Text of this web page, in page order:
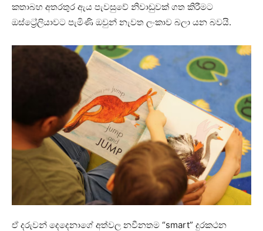
කතාබහ අතරතුර ඇය පැවසුවේ නිවාඩුවක් ගත කිරීමට
ඔස්ට්‍රේලියාවට පැමිණි ඔවුන් නැවත ලංකාව බලා යන බවයි.
ඒ දරුවන් දෙදෙනාගේ අත්වල නවීනතම “smart” දුරකථන